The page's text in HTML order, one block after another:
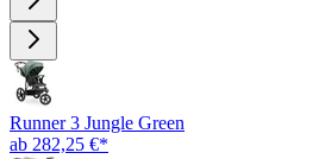
Runner 3 Jungle Green
ab 282,25 €*